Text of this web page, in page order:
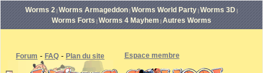
Worms 2 Worms Armageddon Worms World Party Worms 3D
Worms Forts Worms 4 Mayhem Autres Worms
Forum - FAQ - Plan du site Espace membre